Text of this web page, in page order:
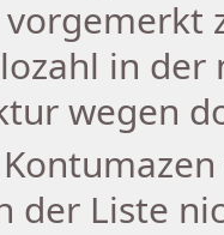
vorgemerkt
in
wegen
der Liste